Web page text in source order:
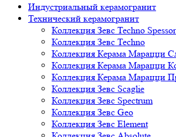
Индустриальный керамогранит
Технический керамогранит
Коллекция Зевс Techno
Коллекция Зевс Techno
Коллекция Керама Марацци
Коллекция Керама Марацци
Коллекция Керама Марацци
Коллекция Зевс Scaglie
Коллекция Зевс Spectrum
Коллекция Зевс Geo
Коллекция Зевс Element